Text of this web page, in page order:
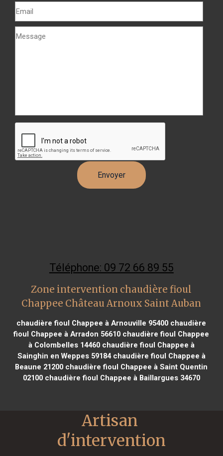
Téléphone: 09 72 66 89 55
Zone intervention chaudière fioul
Chappee Château Arnoux Saint Auban
chaudière fioul Chappee à Arnouville 95400 chaudière
fioul Chappee à Arradon 56610 chaudière fioul Chappee
à Colombelles 14460chaudière fioul Chappee à
Sainghin en Weppes 59184chaudière fioul Chappee à
Beaune 21200 chaudière fioul Chappee à Saint Quentin
02100chaudière fioul Chappee à Baillargues 34670
Artisan
d'intervention